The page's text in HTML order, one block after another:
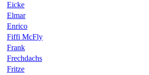
Eicke
Elmar
Enrico
Fiffi McFly
Frank
Frechdachs
Fritze